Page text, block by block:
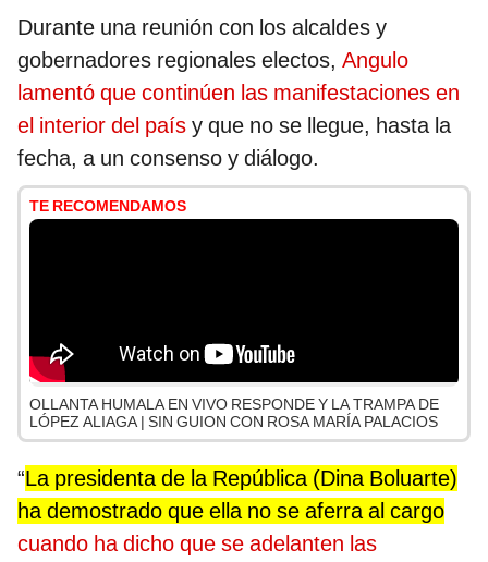
Durante una reunión con los alcaldes y
gobernadores regionales electos, Angulo
lamentó que continúen las manifestaciones en
el interior del país y que no se llegue, hasta la
fecha, a un consenso y diálogo.
TE RECOMENDAMOS
OLLANTA HUMALA EN VIVO RESPONDE Y LA TRAMPA DE
LÓPEZ ALIAGA | SIN GUION CON ROSA MARÍA PALACIOS
“La presidenta de la República (Dina Boluarte)
ha demostrado que ella no se aferra al cargo
cuando ha dicho que se adelanten las